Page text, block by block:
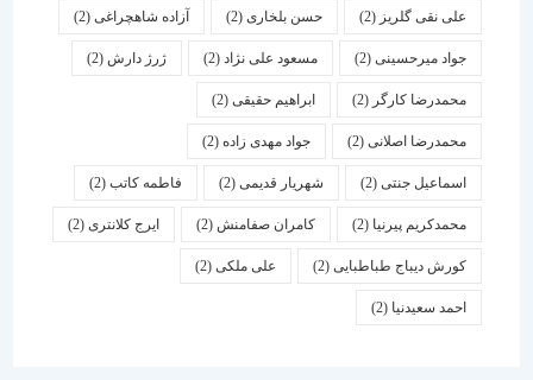
علی نقی گلریز(2) حسن بلخاری(2) آزاده شاهچراغی(2)
جواد میرحسینی(2) مسعود علی نژاد(2) ژرژ دارش (2)
محمدرضا کارگر(2) ابراهیم حقیقی(2)
محمدرضا اصلانی(2) جواد مهدی زاده(2)
اسماعیل جنتی(2) شهریار قدیمی(2) فاطمه کاتب(2)
محمدکریم پیرنیا (2) کامران صفامنش(2) ایرج کلانتری (2)
کورش دیباج طباطبایی(2) علی ملکی(2)
احمد سعیدنیا (2)